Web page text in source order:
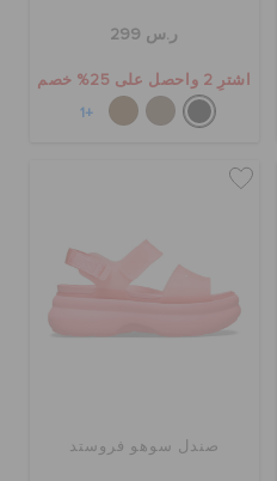
ر.س 299
اشترِ 2 واحصل على 25% خصم
+1
صندل سوهو فروستد